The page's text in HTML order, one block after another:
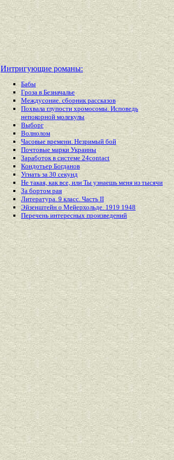
Интригующие романы:
Бабы
Гроза в Безначалье
Междусоние. сборник рассказов
Похвала глупости хромосомы. Исповедь
непокорной молекулы
Выборг
Волнолом
Часовые времени. Незримый бой
Почтовые марки Украины
Заработок в системе 24contact
Кондотьер Богданов
Угнать за 30 секунд
Не такая, как все, или Ты узнаешь меня из тысячи
За бортом рая
Литература. 9 класс. Часть II
Эйзенштейн о Мейерхольде. 1919 1948
Перечень интересныхпроизведений